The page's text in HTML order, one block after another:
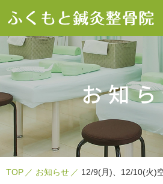
お知
TOP お知らせ 12/9(月)、12/10(火)